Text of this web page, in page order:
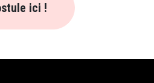
ici !